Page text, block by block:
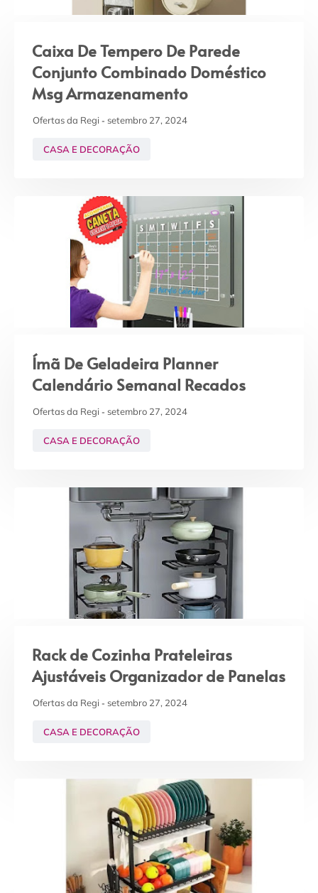
Caixa De Tempero De Parede
Conjunto Combinado Doméstico
Msg Armazenamento
Ofertas da Regi setembro 27, 2024
CASA E DECORAÇÃO
Ímã De Geladeira Planner
Calendário Semanal Recados
Ofertas da Regi setembro 27, 2024
CASA E DECORAÇÃO
Rack de Cozinha Prateleiras
Ajustáveis Organizador de Panelas
Ofertas da Regi setembro 27, 2024
CASA E DECORAÇÃO